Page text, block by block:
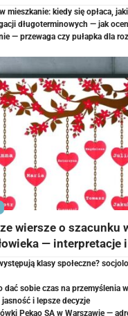
mieszkanie: kiedy się opłaca,
długoterminowych — jak
— przewaga czy pułapka dla
wiersze o szacunku
— interpretacje
klasy społeczne?
dać sobie czas na przemyślenia
i lepsze decyzje
Pekao SA w Warszawie —